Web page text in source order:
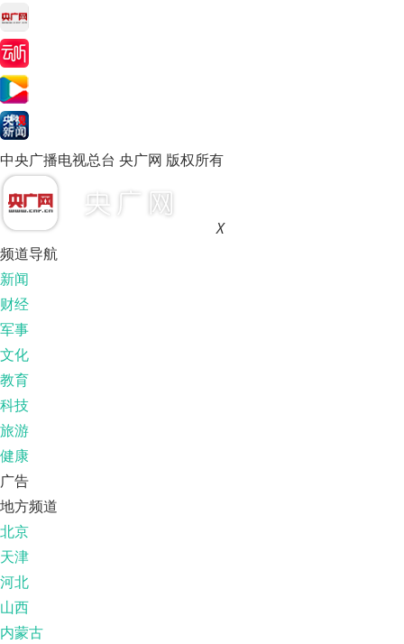
中央广播电视总台 央广网 版权所有
X
频道导航
新闻
财经
军事
文化
教育
科技
旅游
健康
广告
地方频道
北京
天津
河北
山西
内蒙古